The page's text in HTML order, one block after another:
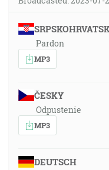
Pardon
MP3
ČESKY
Odpustenie
MP3
DEUTSCH